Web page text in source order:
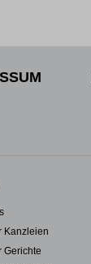
Kanzleien
Gerichte